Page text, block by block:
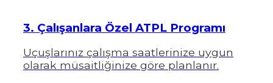
3. Çalışanlara Özel ATPL Programı
Uçuşlarınız çalışma saatlerinize uygun
olarak müsaitliğinize göre planlanır.